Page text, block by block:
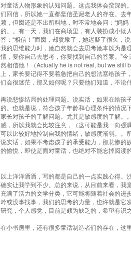
对童话人物形象的认知问题。这点我体会蛮深
们回信，所以她一直都坚信圣诞老人的存在。去
频，但囡还是不出所料地，时不常地会问：“妈
的。。有一天，我们在商场里，有人装扮成小矮
答：“相信！”而囡，却犹豫了，她迟疑了很久，
我的思维能力时，她自然就会去思考她本以为是
情，要你自己去思考，你要找到自己的答案。”
然相信他！（Actually he is not real, but we still
上，家长要记得不要着急把自己的想法塞给孩
们会很迷茫，那又如何呢？只要他们知道，不论
再说悲惨结局的处理问题。说实话，如果在给孩
的。也就是说，符合孩子年龄和心理条件的情况
家长对孩子的了解问题。尤其是敏感度的了解。
感，所以我就会比较注意，（这可能是我一向强
可以比较好地控制自我的情绪，敏感度渐弱。。
说实话，如果不考虑孩子的承受能力，那悲惨的
的愉悦，即使是面对童话，也绝对不能忘掉阅读的
以上洋洋洒洒，写的都是自己的一点实践心得。
确实让我学到不少。总的来说，从目前来看，我
充满了活力的文学分类，它可能将随着社会的进
吟或没事找事，我们的思考的力量，也许就是它
研究，个人感觉，目前是颇为缺乏的，希望有识
在小书房里，还有很多童话制造者们的存在，这